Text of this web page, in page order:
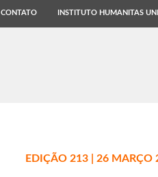
CONTATO INSTITUTO HUMANITAS
EDIÇÃO 213 | 26 MARÇO